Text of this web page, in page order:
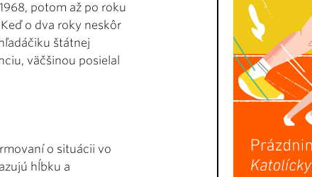
potom až po roku
o dva roky neskôr
štátnej
väčšinou posielal
o situácii vo
hĺbku a